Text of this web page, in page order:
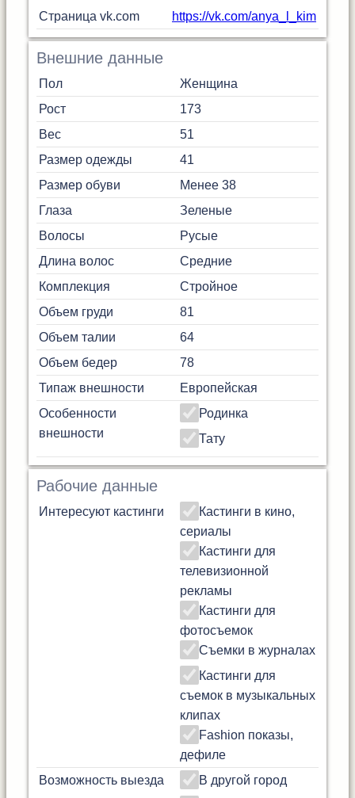
Страница vk.com https://vk.com/anya_l_kim
Внешние данные
Пол
Женщина
Рост
173
Вес
51
Размер одежды
41
Размер обуви
Менее 38
Глаза
Зеленые
Волосы
Русые
Длина волос
Средние
Комплекция
Стройное
Объем груди
81
Объем талии
64
Объем бедер
78
Типаж внешности
Европейская
Особенности
внешности
Родинка
Тату
Рабочие данные
Интересуют кастинги
Кастинги в кино,
сериалы
Кастинги для
телевизионной
рекламы
Кастинги для
фотосъемок
Съемки в журналах
Кастинги для
съемок в музыкальных
клипах
Fashion показы,
дефиле
Возможность выезда
В другой город